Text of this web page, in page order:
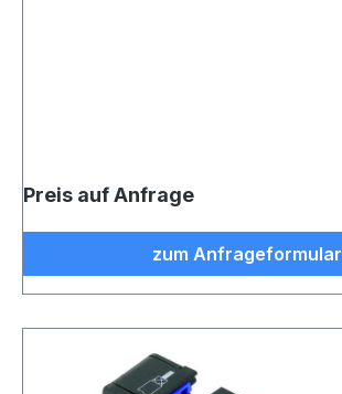
Preis auf Anfrage
zum Anfrageformular